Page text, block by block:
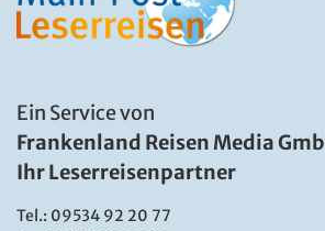
Ein Service von
Frankenland Reisen Media
Ihr Leserreisenpartner
Tel.: 09534 92 20 77